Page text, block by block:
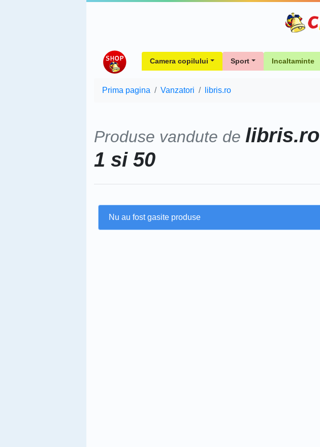
Camera copilului Sport Incaltaminte
Prima pagina Vanzatori libris.ro
Produse vandute de libris.ro
1 si 50
Nu au fost gasite produse